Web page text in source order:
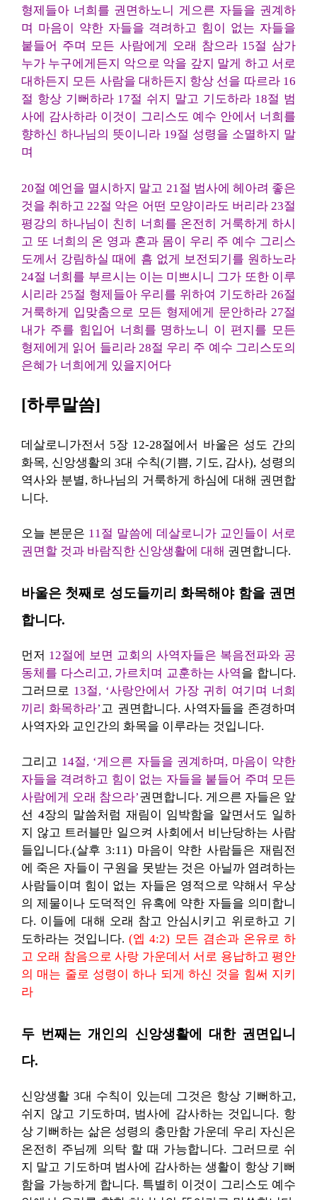
형제들아 너희를 권면하노니 게으른 자들을 권계하
며 마음이 약한 자들을 격려하고 힘이 없는 자들을
붙들어 주며 모든 사람에게 오래 참으라 15절 삼가
누가 누구에게든지 악으로 악을 갚지 말게 하고 서로
대하든지 모든 사람을 대하든지 항상 선을 따르라 16
절 항상 기뻐하라 17절 쉬지 말고 기도하라 18절 범
사에 감사하라 이것이 그리스도 예수 안에서 너희를
향하신 하나님의 뜻이니라 19절 성령을 소멸하지 말
며
20절 예언을 멸시하지 말고 21절 범사에 헤아려 좋은
것을 취하고 22절 악은 어떤 모양이라도 버리라 23절
평강의 하나님이 친히 너희를 온전히 거룩하게 하시
고 또 너희의 온 영과 혼과 몸이 우리 주 예수 그리스
도께서 강림하실 때에 흠 없게 보전되기를 원하노라
24절 너희를 부르시는 이는 미쁘시니 그가 또한 이루
시리라 25절 형제들아 우리를 위하여 기도하라 26절
거룩하게 입맞춤으로 모든 형제에게 문안하라 27절
내가 주를 힘입어 너희를 명하노니 이 편지를 모든
형제에게 읽어 들리라 28절 우리 주 예수 그리스도의
은혜가 너희에게 있을지어다
[하루말씀]
데살로니가전서 5장 12-28절에서 바울은 성도 간의
화목, 신앙생활의 3대 수칙(기쁨, 기도, 감사), 성령의
역사와 분별, 하나님의 거룩하게 하심에 대해 권면합
니다.
오늘 본문은 11절 말씀에 데살로니가 교인들이 서로
권면할 것과 바람직한 신앙생활에 대해 권면합니다.
바울은 첫째로 성도들끼리 화목해야 함을 권면
합니다.
먼저 12절에 보면 교회의 사역자들은 복음전파와 공
동체를 다스리고, 가르치며 교훈하는 사역을 합니다.
그러므로 13절, ‘사랑안에서 가장 귀히 여기며 너희
끼리 화목하라’ 고 권면합니다. 사역자들을 존경하며
사역자와 교인간의 화목을 이루라는 것입니다.
그리고 14절, ‘게으른 자들을 권계하며, 마음이 약한
자들을 격려하고 힘이 없는 자들을 붙들어 주며 모든
사람에게 오래 참으라’권면합니다. 게으른 자들은 앞
선 4장의 말씀처럼 재림이 임박함을 알면서도 일하
지 않고 트러블만 일으켜 사회에서 비난당하는 사람
들입니다.(살후 3:11) 마음이 약한 사람들은 재림전
에 죽은 자들이 구원을 못받는 것은 아닐까 염려하는
사람들이며 힘이 없는 자들은 영적으로 약해서 우상
의 제물이나 도덕적인 유혹에 약한 자들을 의미합니
다. 이들에 대해 오래 참고 안심시키고 위로하고 기
도하라는 것입니다.(엡 4:2) 모든 겸손과 온유로 하
고 오래 참음으로 사랑 가운데서 서로 용납하고 평안
의 매는 줄로 성령이 하나 되게 하신 것을 힘써 지키
라
두 번째는 개인의 신앙생활에 대한 권면입니
다.
신앙생활 3대 수칙이 있는데 그것은 항상 기뻐하고,
쉬지 않고 기도하며, 범사에 감사하는 것입니다. 항
상 기뻐하는 삶은 성령의 충만함 가운데 우리 자신은
온전히 주님께 의탁 할 때 가능합니다. 그러므로 쉬
지 말고 기도하며 범사에 감사하는 생활이 항상 기뻐
함을 가능하게 합니다. 특별히 이것이 그리스도 예수